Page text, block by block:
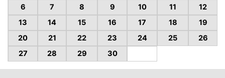
6
7 8 9 10 11
12
13
14 15 16 17 18
19
20
21 22 23 24 25
26
27
28 29 30